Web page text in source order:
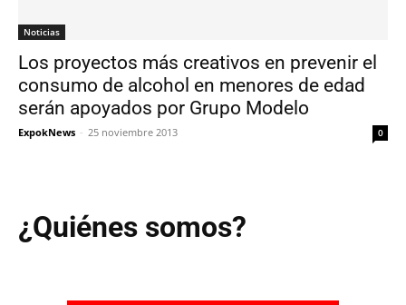
Noticias
Los proyectos más creativos en prevenir el
consumo de alcohol en menores de edad
serán apoyados por Grupo Modelo
ExpokNews - 25 noviembre 2013 0
¿Quiénes somos?